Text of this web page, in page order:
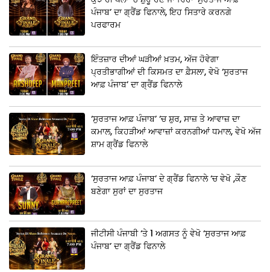
ਪੰਜਾਬ’ ਦਾ ਗ੍ਰੈਂਡ ਫਿਨਾਲੇ, ਇਹ ਸਿਤਾਰੇ ਕਰਨਗੇ
ਪਰਫਾਰਮ
ਇੰਤਜ਼ਾਰ ਦੀਆਂ ਘੜੀਆਂ ਖ਼ਤਮ, ਅੱਜ ਹੋਵੇਗਾ
ਪ੍ਰਤੀਭਾਗੀਆਂ ਦੀ ਕਿਸਮਤ ਦਾ ਫ਼ੈਸਲਾ, ਵੇਖੋ ‘ਸੁਰਤਾਜ
ਆਫ਼ ਪੰਜਾਬ’ ਦਾ ਗ੍ਰੈਂਡ ਫਿਨਾਲੇ
‘ਸੁਰਤਾਜ ਆਫ਼ ਪੰਜਾਬ’ ‘ਚ ਸ਼ੁਰ, ਸਾਜ਼ ਤੇ ਆਵਾਜ਼ ਦਾ
ਕਮਾਲ, ਕਿਹੜੀਆਂ ਆਵਾਜ਼ਾਂ ਕਰਨਗੀਆਂ ਧਮਾਲ, ਵੇਖੋ ਅੱਜ
ਸ਼ਾਮ ਗ੍ਰੈਂਡ ਫਿਨਾਲੇ
‘ਸੁਰਤਾਜ ਆਫ਼ ਪੰਜਾਬ’ ਦੇ ਗ੍ਰੈਂਡ ਫਿਨਾਲੇ ‘ਚ ਵੇਖੋ ,ਕੌਣ
ਬਣੇਗਾ ਸੁਰਾਂ ਦਾ ਸੁਰਤਾਜ
ਜੀਟੀਸੀ ਪੰਜਾਬੀ ‘ਤੇ 1 ਅਗਸਤ ਨੂੰ ਵੇਖੋ ‘ਸੁਰਤਾਜ ਆਫ਼
ਪੰਜਾਬ’ ਦਾ ਗ੍ਰੈਂਡ ਫਿਨਾਲੇ